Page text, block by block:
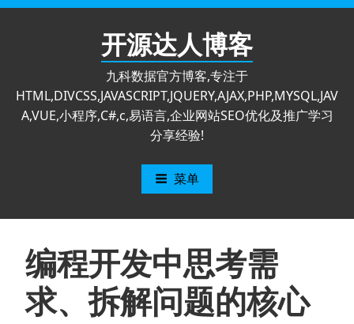
跳
开源达人博客
九科数据官方博客,专注于
HTML,DIVCSS,JAVASCRIPT,JQUERY,AJAX,PHP,MYSQL,JAV
A,VUE,小程序,C#,c,易语言,企业网站SEO优化及推广学习
分享经验!
菜单
编程开发中思考需
求、拆解问题的核心